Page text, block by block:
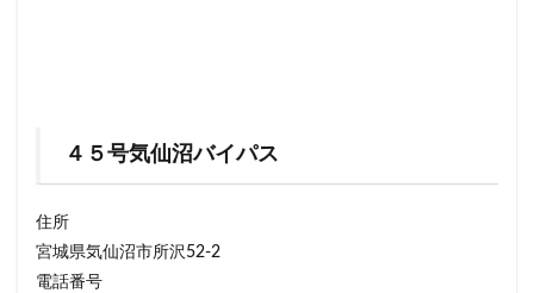
４５号気仙沼バイパス
住所
宮城県気仙沼市所沢52-2
電話番号